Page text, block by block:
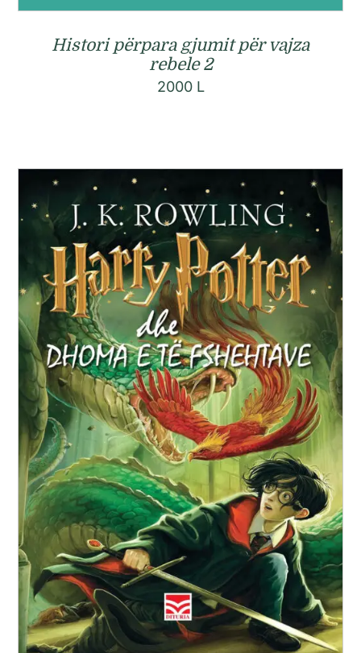
Histori përpara gjumit për vajza
rebele 2
2000 L